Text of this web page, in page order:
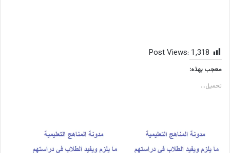
Post Views: 1٬318
معجب بهذه:
تحميل...